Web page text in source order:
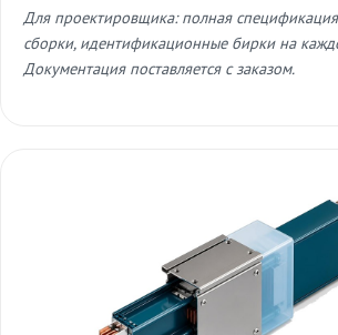
Для проектировщика: полная
сборки, идентификационные бирки на
Документация поставляется с заказом.